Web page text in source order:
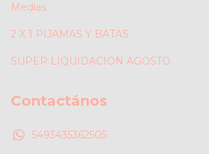
Medias
2 X 1 PIJAMAS Y BATAS
SUPER LIQUIDACION AGOSTO
Contactános
5493435362505